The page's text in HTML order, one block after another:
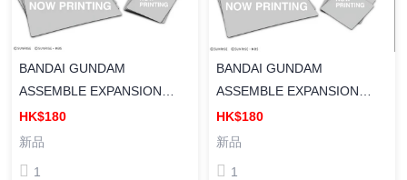
BANDAI GUNDAM
ASSEMBLE EXPANSION
PACK 07 [EX07] GUNDAM
ASSEMBLE 擴充包 07
HK$180
新品
1
BANDAI GUNDAM
ASSEMBLE EXPANSION
PACK 06 [EX06] GUNDAM
ASSEMBLE 擴充包 06 (SEED
HK$180
新品
1